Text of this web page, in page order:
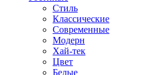
Стиль
Классические
Современные
Модерн
Хай-тек
Цвет
Белые